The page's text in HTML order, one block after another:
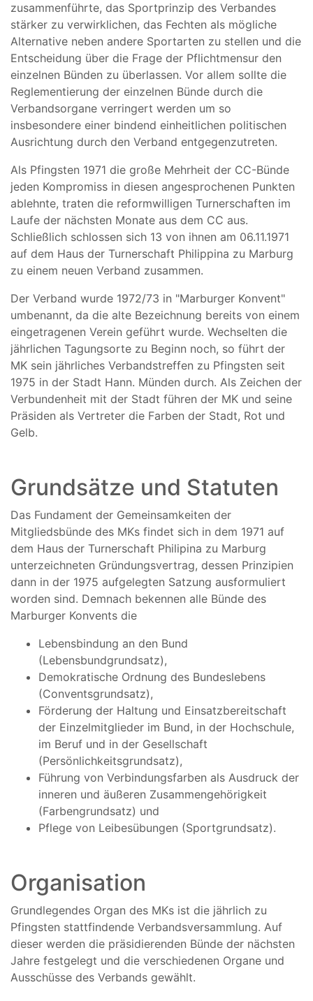
zusammenführte, das Sportprinzip des Verbandes
stärker zu verwirklichen, das Fechten als mögliche
Alternative neben andere Sportarten zu stellen und die
Entscheidung über die Frage der Pflichtmensur den
einzelnen Bünden zu überlassen. Vor allem sollte die
Reglementierung der einzelnen Bünde durch die
Verbandsorgane verringert werden um so
insbesondere einer bindend einheitlichen politischen
Ausrichtung durch den Verband entgegenzutreten.
Als Pfingsten 1971 die große Mehrheit der CC-Bünde
jeden Kompromiss in diesen angesprochenen Punkten
ablehnte, traten die reformwilligen Turnerschaften im
Laufe der nächsten Monate aus dem CC aus.
Schließlich schlossen sich 13 von ihnen am 06.11.1971
auf dem Haus der Turnerschaft Philippina zu Marburg
zu einem neuen Verband zusammen.
Der Verband wurde 1972/73 in "Marburger Konvent"
umbenannt, da die alte Bezeichnung bereits von einem
eingetragenen Verein geführt wurde. Wechselten die
jährlichen Tagungsorte zu Beginn noch, so führt der
MK sein jährliches Verbandstreffen zu Pfingsten seit
1975 in der Stadt Hann. Münden durch. Als Zeichen der
Verbundenheit mit der Stadt führen der MK und seine
Präsiden als Vertreter die Farben der Stadt, Rot und
Gelb.
Grundsätze und Statuten
Das Fundament der Gemeinsamkeiten der
Mitgliedsbünde des MKs findet sich in dem 1971 auf
dem Haus der Turnerschaft Philipina zu Marburg
unterzeichneten Gründungsvertrag, dessen Prinzipien
dann in der 1975 aufgelegten Satzung ausformuliert
worden sind. Demnach bekennen alle Bünde des
Marburger Konvents die
Lebensbindung an den Bund
(Lebensbundgrundsatz),
Demokratische Ordnung des Bundeslebens
(Conventsgrundsatz),
Förderung der Haltung und Einsatzbereitschaft
der Einzelmitglieder im Bund, in der Hochschule,
im Beruf und in der Gesellschaft
(Persönlichkeitsgrundsatz),
Führung von Verbindungsfarben als Ausdruck der
inneren und äußeren Zusammengehörigkeit
(Farbengrundsatz) und
Pflege von Leibesübungen (Sportgrundsatz).
Organisation
Grundlegendes Organ des MKs ist die jährlich zu
Pfingsten stattfindende Verbandsversammlung. Auf
dieser werden die präsidierenden Bünde der nächsten
Jahre festgelegt und die verschiedenen Organe und
Ausschüsse des Verbands gewählt.